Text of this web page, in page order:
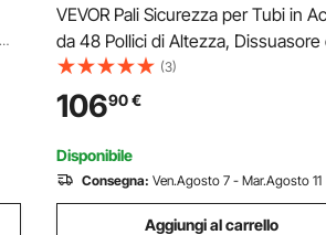
VEVOR Pali Sicurezza per Tubi in
da 48 Pollici di Altezza, Dissuasore
Sicurezza per Tubi in Acciaio da 5,5
Pollici di Diametro, 8 Bulloni di
Ancoraggio, Perfetto per Aree
(3)
10690€
Disponibile
Consegna: Ven.Agosto 7 - Mar.Agosto 11
Aggiungi al carrello